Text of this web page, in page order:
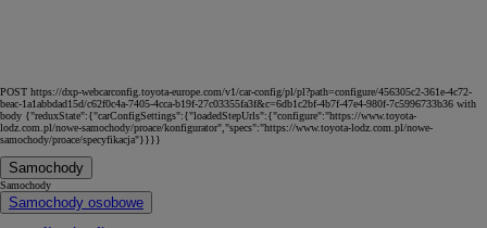
POST https://dxp-webcarconfig.toyota-europe.com/v1/car-config/pl/pl?path=configure/456305c2-361e-4c72-
beac-1a1abbdad15d/c62f0c4a-7405-4cca-b19f-27c03355fa3f&c=6db1c2bf-4b7f-47e4-980f-7c5996733b36 with
body {"reduxState":{"carConfigSettings":{"loadedStepUrls":{"configure":"https://www.toyota-
lodz.com.pl/nowe-samochody/proace/konfigurator","specs":"https://www.toyota-lodz.com.pl/nowe-
samochody/proace/specyfikacja"}}}}
Samochody
Samochody
Samochody osobowe